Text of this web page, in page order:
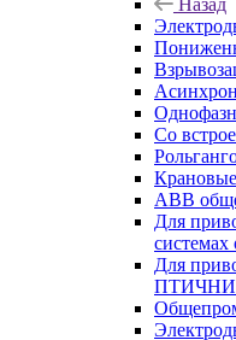
Назад
Со
Крановые
АВВ
Для
Для